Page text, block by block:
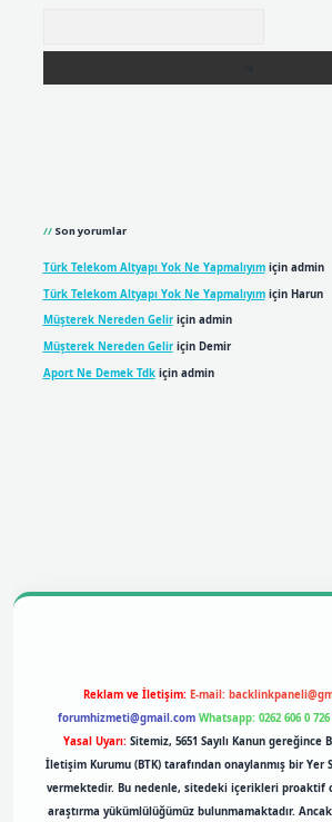
Son yorumlar
Türk Telekom Altyapı Yok Ne Yapmalıyımiçin admin
Türk Telekom Altyapı Yok Ne Yapmalıyımiçin Harun
Müşterek Nereden Geliriçin admin
Müşterek Nereden Geliriçin Demir
Aport Ne Demek Tdkiçin admin
Reklam ve İletişim: E-mail:
forumhizmeti@gmail.com Whatsapp: 0262 606 0 726
Yasal Uyarı: Sitemiz, 5651 Sayılı Kanun
İletişim Kurumu (BTK) tarafından onaylanmış bir Yer
vermektedir. Bu nedenle, sitedeki içerikleri proaktif
araştırma yükümlülüğümüz bulunmamaktadır.